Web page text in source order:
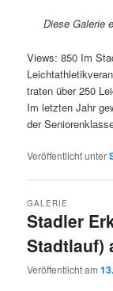
Diese Galerie
Views: 850 Im
traten über 250
Im letzten Jahr
der
Veröffentlicht unter
Stadler
Stadtlauf)
GALERIE
Veröffentlicht am